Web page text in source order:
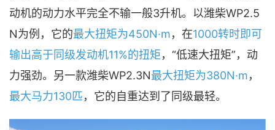
动机的动力水平完全不输一般3升机。以潍柴WP2.5
N为例，它的最大扭矩为450N·m，在1000转时即可
输出高于同级发动机11%的扭矩，“低速大扭矩”，动
力强劲。另一款潍柴WP2.3N最大扭矩为380N·m，
最大马力130匹，它的自重达到了同级最轻。